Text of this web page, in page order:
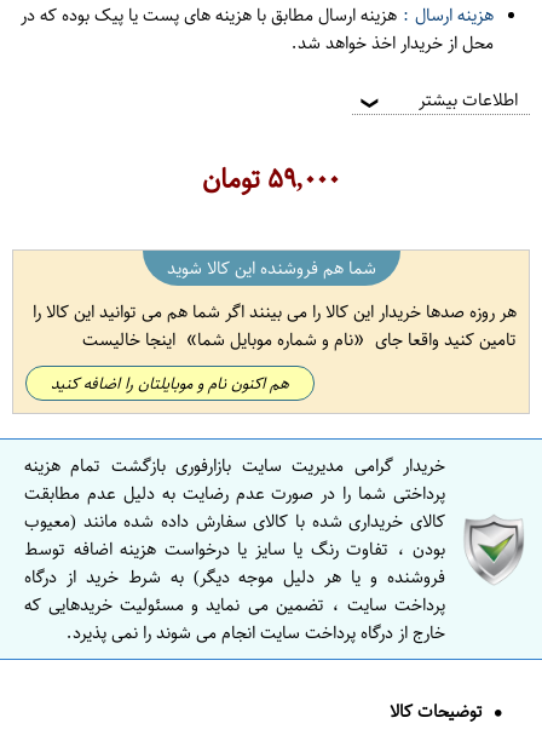
هزینه ارسال : هزینه ارسال مطابق با هزینه های پست یا پیک بوده که در
محل از خریدار اخذ خواهد شد.
اطلاعات بیشتر ❯
۵۹,۰۰۰تومان
شما هم فروشنده این کالا شوید
هر روزه صدها خریدار این کالا را می بینند اگر شما هم می توانید این کالا را
تامین کنید واقعا جای
نام و شماره موبایل شما اینجا خالیست
هم اکنون نام و موبایلتان را اضافه کنید
خریدار گرامی مدیریت سایت بازارفوری بازگشت تمام هزینه
پرداختی شما را در صورت عدم رضایت به دلیل عدم مطابقت
کالای خریداری شده با کالای سفارش داده شده مانند (معیوب
بودن ، تفاوت رنگ یا سایز یا درخواست هزینه اضافه توسط
فروشنده و یا هر دلیل موجه دیگر) به شرط خرید از درگاه
پرداخت سایت ، تضمین می نماید و مسئولیت خریدهایی که
خارج از درگاه پرداخت سایت انجام می شوند را نمی پذیرد.
توضیحات کالا